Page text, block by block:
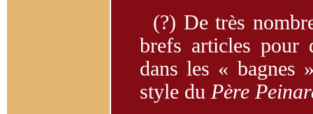
(?) De très
brefs articles pour
dans les « bagnes
style du Père